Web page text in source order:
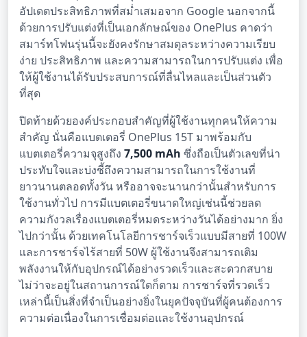
อัปเดตประสิทธิภาพที่สม่ำเสมอจาก Google นอกจากนี้
ด้วยการปรับแต่งที่เป็นเอกลักษณ์ของ OnePlus คาดว่า
สมาร์ทโฟนรุ่นนี้จะยังคงรักษาสมดุลระหว่างความเรียบ
ง่าย ประสิทธิภาพ และความสามารถในการปรับแต่ง เพื่อ
ให้ผู้ใช้งานได้รับประสบการณ์ที่ลื่นไหลและเป็นส่วนตัว
ที่สุด
ปิดท้ายด้วยองค์ประกอบสำคัญที่ผู้ใช้งานทุกคนให้ความ
สำคัญ นั่นคือแบตเตอรี่ OnePlus 15T มาพร้อมกับ
แบตเตอรี่ความจุสูงถึง 7,500 mAh ซึ่งถือเป็นตัวเลขที่น่า
ประทับใจและบ่งชี้ถึงความสามารถในการใช้งานที่
ยาวนานตลอดทั้งวัน หรืออาจจะนานกว่านั้นสำหรับการ
ใช้งานทั่วไป การมีแบตเตอรี่ขนาดใหญ่เช่นนี้ช่วยลด
ความกังวลเรื่องแบตเตอรี่หมดระหว่างวันได้อย่างมาก ยิ่ง
ไปกว่านั้น ด้วยเทคโนโลยีการชาร์จเร็วแบบมีสายที่ 100W
และการชาร์จไร้สายที่ 50W ผู้ใช้งานจึงสามารถเติม
พลังงานให้กับอุปกรณ์ได้อย่างรวดเร็วและสะดวกสบาย
ไม่ว่าจะอยู่ในสถานการณ์ใดก็ตาม การชาร์จที่รวดเร็ว
เหล่านี้เป็นสิ่งที่จำเป็นอย่างยิ่งในยุคปัจจุบันที่ผู้คนต้องการ
ความต่อเนื่องในการเชื่อมต่อและใช้งานอุปกรณ์